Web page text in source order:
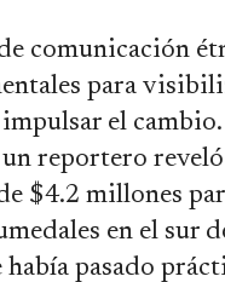
comunicación
para
el
reportero
$4.2 millones
en el sur
había pasado